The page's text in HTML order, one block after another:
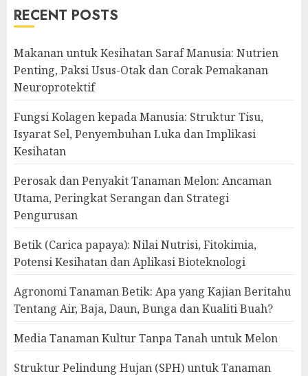
RECENT POSTS
Makanan untuk Kesihatan Saraf Manusia: Nutrien
Penting, Paksi Usus-Otak dan Corak Pemakanan
Neuroprotektif
Fungsi Kolagen kepada Manusia: Struktur Tisu,
Isyarat Sel, Penyembuhan Luka dan Implikasi
Kesihatan
Perosak dan Penyakit Tanaman Melon: Ancaman
Utama, Peringkat Serangan dan Strategi
Pengurusan
Betik (Carica papaya): Nilai Nutrisi, Fitokimia,
Potensi Kesihatan dan Aplikasi Bioteknologi
Agronomi Tanaman Betik: Apa yang Kajian Beritahu
Tentang Air, Baja, Daun, Bunga dan Kualiti Buah?
Media Tanaman Kultur Tanpa Tanah untuk Melon
Struktur Pelindung Hujan (SPH) untuk Tanaman